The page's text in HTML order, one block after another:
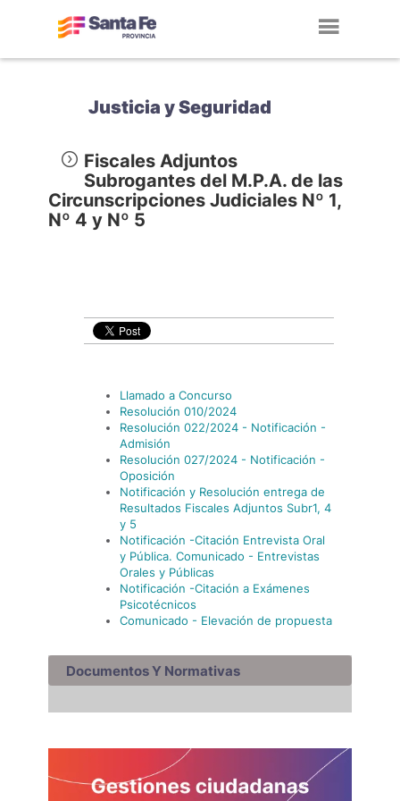
Justicia y Seguridad
Fiscales Adjuntos
Subrogantes del M.P.A. de las
Circunscripciones Judiciales Nº 1,
Nº 4 y Nº 5
Llamado a Concurso
Resolución 010/2024
Resolución 022/2024 - Notificación -
Admisión
Resolución 027/2024 - Notificación -
Oposición
Notificación y Resolución entrega de
Resultados Fiscales Adjuntos Subr1, 4
y 5
Notificación -Citación Entrevista Oral
y Pública. Comunicado - Entrevistas
Orales y Públicas
Notificación -Citación a Exámenes
Psicotécnicos
Comunicado - Elevación de propuesta
Documentos Y Normativas